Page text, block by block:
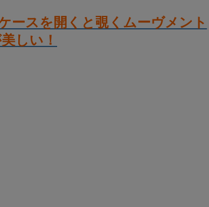
ースを開くと覗くムーヴメント
しい！